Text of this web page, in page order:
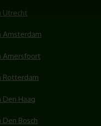
Utrecht
Amsterdam
Amersfoort
Rotterdam
Haag
Bosch